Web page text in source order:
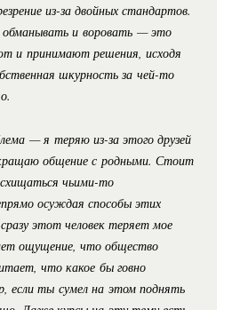
из-за двойных стандартов.
обманывать и воровать — это
и принимают решения, исходя
шкурность за чей-то
— я теряю из-за этого друзей
общение с родными. Стоит
чьими-то
осуждая способы этих
этот человек теряет мое
ощущение, что общество
что какое бы говно
если ты сумел на этом поднять